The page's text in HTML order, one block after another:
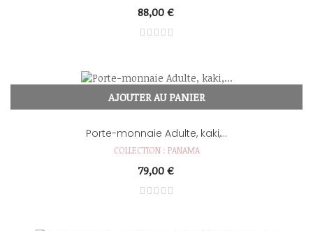
88,00 €
AJOUTER AU PANIER
Porte-monnaie Adulte, kaki,...
COLLECTION : PANAMA
79,00 €